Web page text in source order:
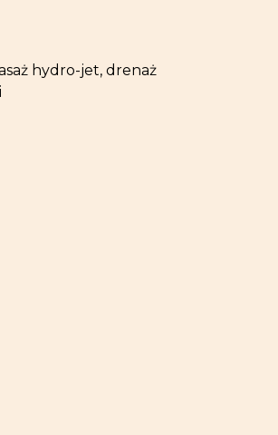
hydro-jet, drenaż